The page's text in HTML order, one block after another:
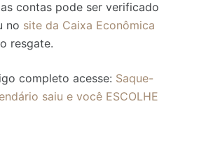
contas pode ser verificado
no site da Caixa Econômica
resgate.
completo acesse: Saque-
saiu e você ESCOLHE